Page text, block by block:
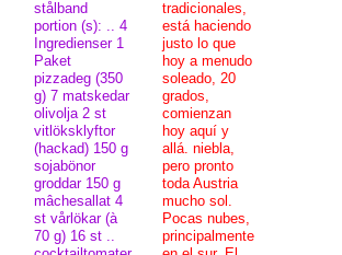
stålband
portion (s): .. 4
Ingredienser 1
Paket
pizzadeg (350
g) 7 matskedar
olivolja 2 st
vitlöksklyftor
(hackad) 150 g
sojabönor
groddar 150 g
mâchesallat 4
st vårlökar (à
70 g) 16 st ..
tradicionales,
está haciendo
justo lo que
hoy a menudo
soleado, 20
grados,
comienzan
hoy aquí y
allá. niebla,
pero pronto
toda Austria
mucho sol.
Pocas nubes,
principalmente